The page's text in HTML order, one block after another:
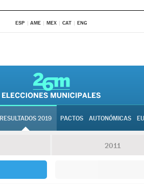
ESP AME MEX CAT ENG
RESULTADOS 2019 PACTOS AUTONÓMICAS
2011